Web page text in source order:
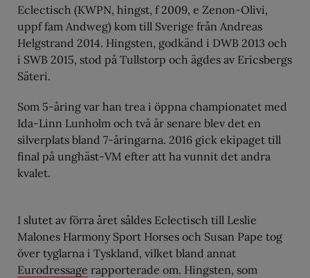
Eclectisch (KWPN, hingst, f 2009, e Zenon-Olivi,
uppf fam Andweg) kom till Sverige från Andreas
Helgstrand 2014. Hingsten, godkänd i DWB 2013 och
i SWB 2015, stod på Tullstorp och ägdes av Ericsbergs
Säteri.
Som 5-åring var han trea i öppna championatet med
Ida-Linn Lunholm och två år senare blev det en
silverplats bland 7-åringarna. 2016 gick ekipaget till
final på unghäst-VM efter att ha vunnit det andra
kvalet.
I slutet av förra året såldes Eclectisch till Leslie
Malones Harmony Sport Horses och Susan Pape tog
över tyglarna i Tyskland, vilket bland annat
Eurodressage rapporterade om. Hingsten, som